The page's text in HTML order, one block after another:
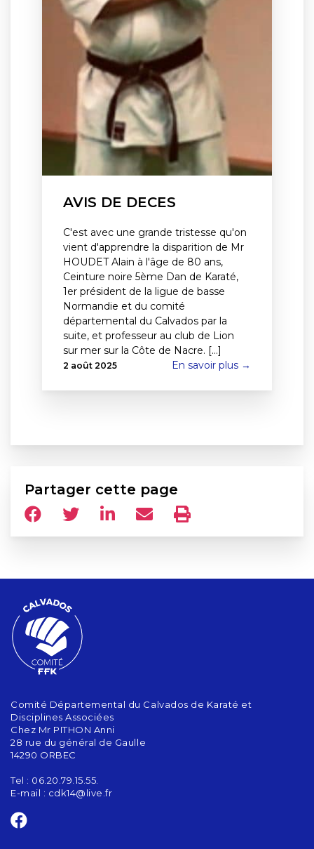
AVIS DE DECES
C'est avec une grande tristesse qu'on
vient d'apprendre la disparition de Mr
HOUDET Alain à l'âge de 80 ans,
Ceinture noire 5ème Dan de Karaté,
1er président de la ligue de basse
Normandie et du comité
départemental du Calvados par la
suite, et professeur au club de Lion
sur mer sur la Côte de Nacre. [...]
2 août 2025 En savoir plus →
Partager cette page
Comité Départemental du Calvados de Karaté et
Disciplines Associées
Chez Mr PITHON Anni
28 rue du général de Gaulle
14290 ORBEC
Tel : 06.20.79.15.55.
E-mail : cdk14@live.fr